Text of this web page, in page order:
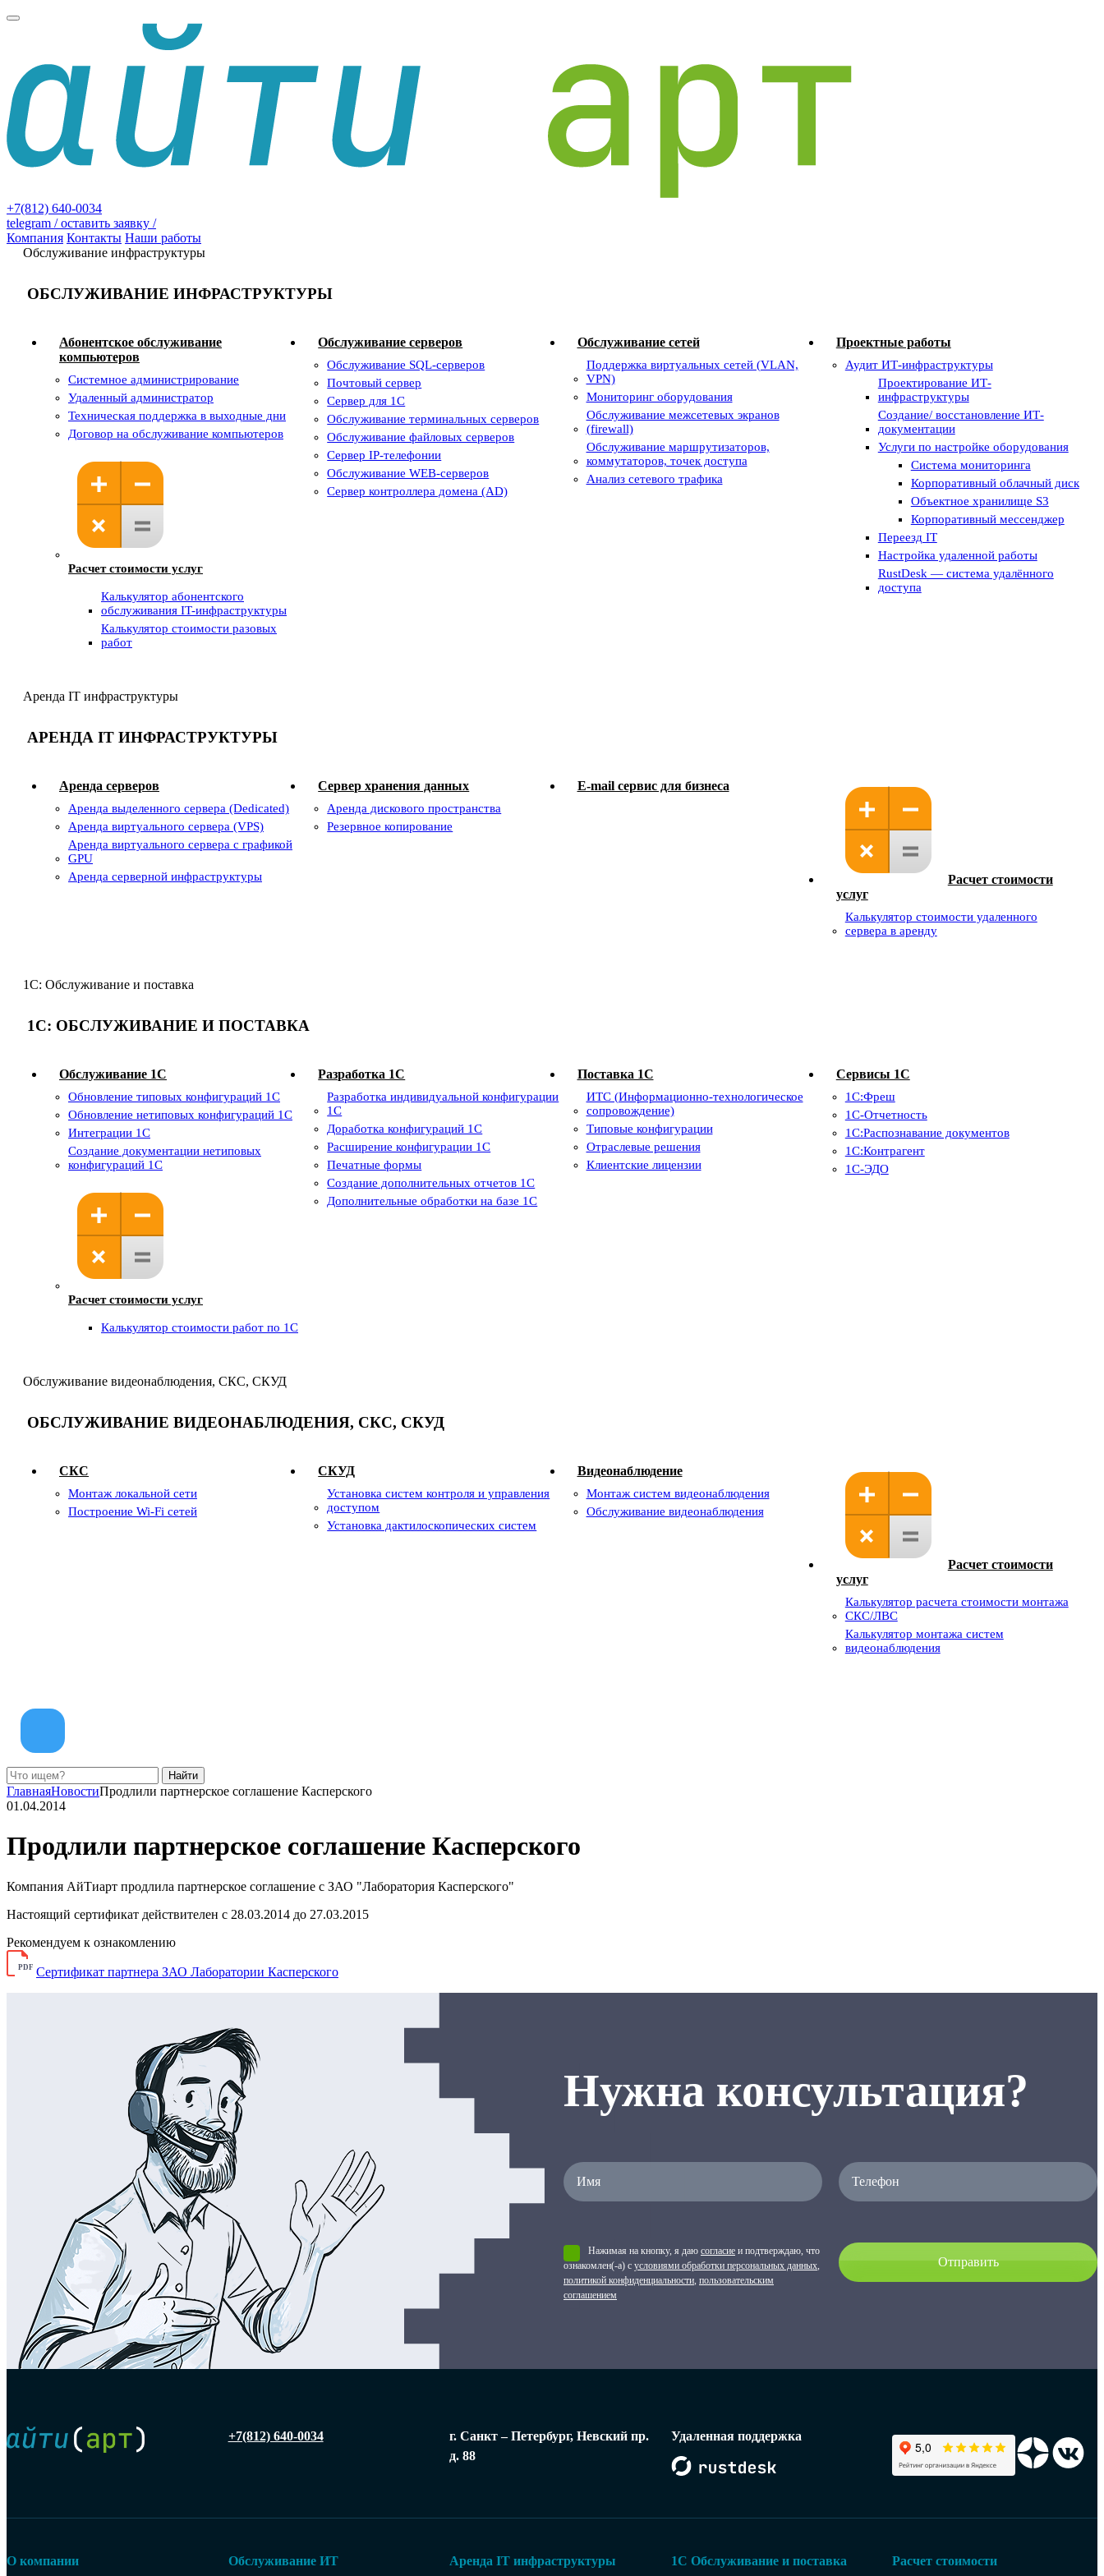
+7(812) 640-0034
telegram / оставить заявку /
Компания Контакты Наши работы
Обслуживание инфраструктуры
ОБСЛУЖИВАНИЕ ИНФРАСТРУКТУРЫ
Абонентское обслуживание
компьютеров
Системное администрирование
Удаленный администратор
Техническая поддержка в выходные дни
Договор на обслуживание компьютеров
Расчет стоимости услуг
Калькулятор абонентского
обслуживания IT-инфраструктуры
Калькулятор стоимости разовых
работ
Обслуживание серверов
Обслуживание SQL-серверов
Почтовый сервер
Сервер для 1С
Обслуживание терминальных серверов
Обслуживание файловых серверов
Сервер IP-телефонии
Обслуживание WEB-серверов
Сервер контроллера домена (AD)
Обслуживание сетей
Поддержка виртуальных сетей (VLAN,
VPN)
Мониторинг оборудования
Обслуживание межсетевых экранов
(firewall)
Обслуживание маршрутизаторов,
коммутаторов, точек доступа
Анализ сетевого трафика
Проектные работы
Аудит ИТ-инфраструктуры
Проектирование ИТ-
инфраструктуры
Создание/ восстановление ИТ-
документации
Услуги по настройке оборудования
Система мониторинга
Корпоративный облачный диск
Объектное хранилище S3
Корпоративный мессенджер
Переезд IT
Настройка удаленной работы
RustDesk — система удалённого
доступа
Аренда IT инфраструктуры
АРЕНДА IT ИНФРАСТРУКТУРЫ
Аренда серверов
Аренда выделенного сервера (Dedicated)
Аренда виртуального сервера (VPS)
Аренда виртуального сервера с графикой
GPU
Аренда серверной инфраструктуры
Сервер хранения данных
Аренда дискового пространства
Резервное копирование
E-mail сервис для бизнеса
Расчет стоимости
услуг
Калькулятор стоимости удаленного
сервера в аренду
1С: Обслуживание и поставка
1С: ОБСЛУЖИВАНИЕ И ПОСТАВКА
Обслуживание 1C
Обновление типовых конфигураций 1С
Обновление нетиповых конфигураций 1С
Интеграции 1С
Создание документации нетиповых
конфигураций 1С
Расчет стоимости услуг
Калькулятор стоимости работ по 1С
Разработка 1С
Разработка индивидуальной конфигурации
1С
Доработка конфигураций 1С
Расширение конфигурации 1С
Печатные формы
Создание дополнительных отчетов 1С
Дополнительные обработки на базе 1С
Поставка 1С
ИТС (Информационно-технологическое
сопровождение)
Типовые конфигурации
Отраслевые решения
Клиентские лицензии
Сервисы 1С
1С:Фреш
1С-Отчетность
1С:Распознавание документов
1С:Контрагент
1С-ЭДО
Обслуживание видеонаблюдения, СКС, СКУД
ОБСЛУЖИВАНИЕ ВИДЕОНАБЛЮДЕНИЯ, СКС, СКУД
СКС
Монтаж локальной сети
Построение Wi-Fi сетей
СКУД
Установка систем контроля и управления
доступом
Установка дактилоскопических систем
Видеонаблюдение
Монтаж систем видеонаблюдения
Обслуживание видеонаблюдения
Расчет стоимости
услуг
Калькулятор расчета стоимости монтажа
СКС/ЛВС
Калькулятор монтажа систем
видеонаблюдения
ГлавнаяНовостиПродлили партнерское соглашение Касперского
01.04.2014
Продлили партнерское соглашение Касперского
Компания АйТиарт продлила партнерское соглашение с ЗАО "Лаборатория Касперского"
Настоящий сертификат действителен с 28.03.2014 до 27.03.2015
Рекомендуем к ознакомлению
PDF Сертификат партнера ЗАО Лаборатории Касперского
Нужна консультация?
Нажимая на кнопку, я даю согласие и подтверждаю, что
ознакомлен(-а) с условиями обработки персональных данных,
политикой конфиденциальности, пользовательским
соглашением
+7(812) 640-0034
г. Санкт – Петербург, Невский пр.
д. 88
Удаленная поддержка
О компании
Обслуживание ИТ
Аренда IT инфраструктуры 1С Обслуживание и поставка Расчет стоимости